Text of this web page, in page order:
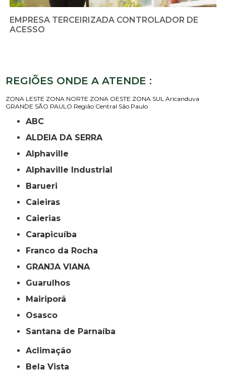
EMPRESA TERCEIRIZADA CONTROLADOR DE
ACESSO
REGIÕES ONDE A ATENDE :
ZONA LESTE ZONA NORTE ZONA OESTE ZONA SUL Aricanduva
GRANDE SÃO PAULO Região Central São Paulo
ABC
ALDEIA DA SERRA
Alphaville
Alphaville Industrial
Barueri
Caieiras
Caierias
Carapicuíba
Franco da Rocha
GRANJA VIANA
Guarulhos
Mairiporã
Osasco
Santana de Parnaíba
Aclimação
Bela Vista